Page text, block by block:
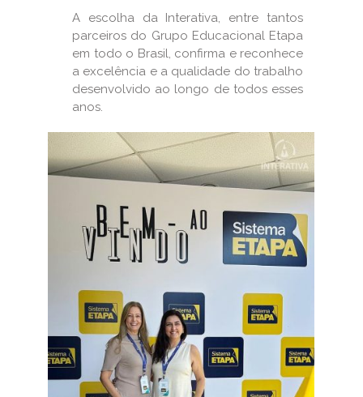
A escolha da Interativa, entre tantos
parceiros do Grupo Educacional Etapa
em todo o Brasil, confirma e reconhece
a excelência e a qualidade do trabalho
desenvolvido ao longo de todos esses
anos.